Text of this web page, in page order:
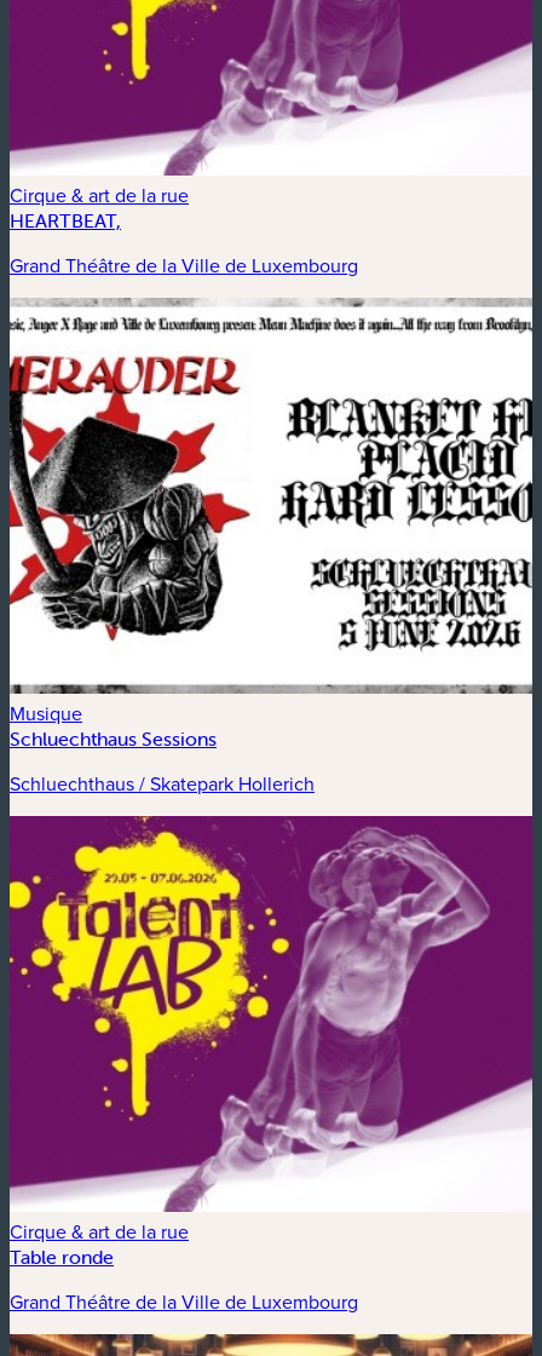
Cirque & art de la rue
HEARTBEAT,
Grand Théâtre de la Ville de Luxembourg
Musique
Schluechthaus Sessions
Schluechthaus / Skatepark Hollerich
Cirque & art de la rue
Table ronde
Grand Théâtre de la Ville de Luxembourg